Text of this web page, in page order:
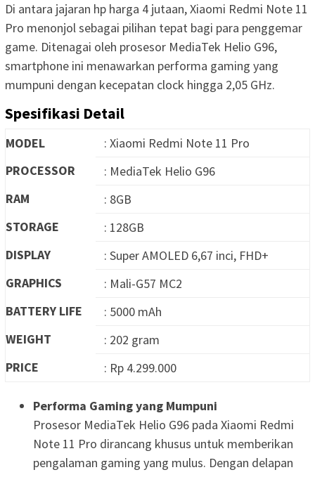
Di antara jajaran hp harga 4 jutaan, Xiaomi Redmi Note 11
Pro menonjol sebagai pilihan tepat bagi para penggemar
game. Ditenagai oleh prosesor MediaTek Helio G96,
smartphone ini menawarkan performa gaming yang
mumpuni dengan kecepatan clock hingga 2,05 GHz.
Spesifikasi Detail
MODEL
: Xiaomi Redmi Note 11 Pro
PROCESSOR
: MediaTek Helio G96
RAM
: 8GB
STORAGE
: 128GB
DISPLAY
: Super AMOLED 6,67 inci, FHD+
GRAPHICS
: Mali-G57 MC2
BATTERY LIFE
: 5000 mAh
WEIGHT
: 202 gram
PRICE
: Rp 4.299.000
Performa Gaming yang Mumpuni
Prosesor MediaTek Helio G96 pada Xiaomi Redmi
Note 11 Pro dirancang khusus untuk memberikan
pengalaman gaming yang mulus. Dengan delapan